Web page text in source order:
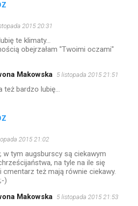
2015 20:31
te klimaty...
obejrzałam "Twoimi oczami"
Makowska 5 listopada 2015 21:51
też bardzo lubię...
2015 21:02
w tym augsburscy są ciekawym
na tyle na ile się
cmentarz też mają równie ciekawy.
)
Makowska 5 listopada 2015 21:53